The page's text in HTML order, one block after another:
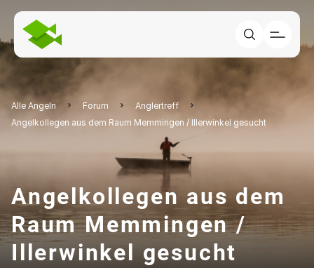
Alle Angeln Forum
Anglertreff
Angelkollegen aus dem Raum Memmingen / Illerwinkel gesucht
Angelkollegen aus dem
Raum Memmingen /
Illerwinkel gesucht